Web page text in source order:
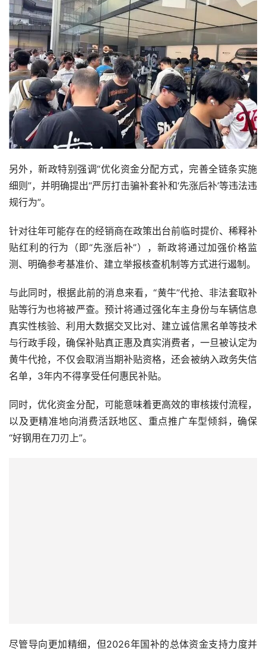
另外，新政特别强调“优化资金分配方式，完善全链条实施
细则”，并明确提出“严厉打击骗补套补和‘先涨后补’等违法违
规行为”。
针对往年可能存在的经销商在政策出台前临时提价、稀释补
贴红利的行为（即“先涨后补”），新政将通过加强价格监
测、明确参考基准价、建立举报核查机制等方式进行遏制。
与此同时，根据此前的消息来看，“黄牛”代抢、非法套取补
贴等行为也将被严查。预计将通过强化车主身份与车辆信息
真实性核验、利用大数据交叉比对、建立诚信黑名单等技术
与行政手段，确保补贴真正惠及真实消费者，一旦被认定为
黄牛代抢，不仅会取消当期补贴资格，还会被纳入政务失信
名单，3年内不得享受任何惠民补贴。
同时，优化资金分配，可能意味着更高效的审核拨付流程，
以及更精准地向消费活跃地区、重点推广车型倾斜，确保
“好钢用在刀刃上”。
尽管导向更加精细，但2026年国补的总体资金支持力度并